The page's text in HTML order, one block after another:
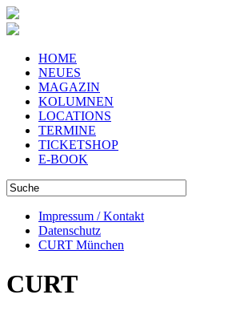
HOME
NEUES
MAGAZIN
KOLUMNEN
LOCATIONS
TERMINE
TICKETSHOP
E-BOOK
Impressum / Kontakt
Datenschutz
CURT München
CURT